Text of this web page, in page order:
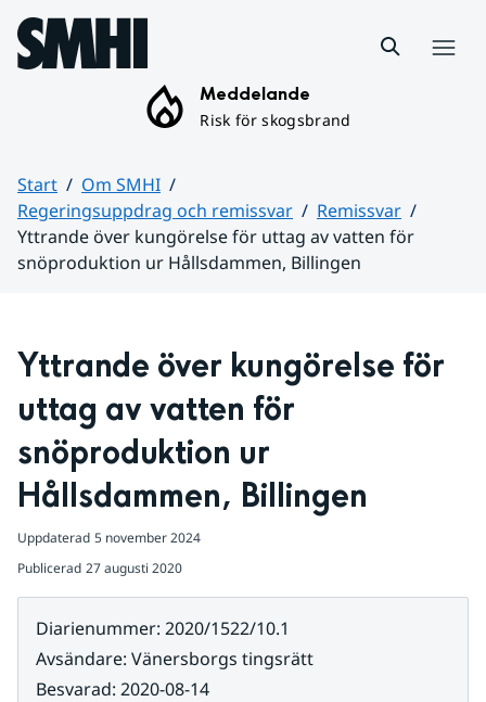
Hoppa till sidans innehåll
Meddelande
Risk för skogsbrand
Start
Om SMHI
Regeringsuppdrag och remissvar
Remissvar
Yttrande över kungörelse för uttag av vatten för
snöproduktion ur Hållsdammen, Billingen
Yttrande över kungörelse för
uttag av vatten för
snöproduktion ur
Hållsdammen, Billingen
Uppdaterad 5 november 2024
Publicerad 27 augusti 2020
Diarienummer: 2020/1522/10.1
Avsändare: Vänersborgs tingsrätt
Besvarad: 2020-08-14